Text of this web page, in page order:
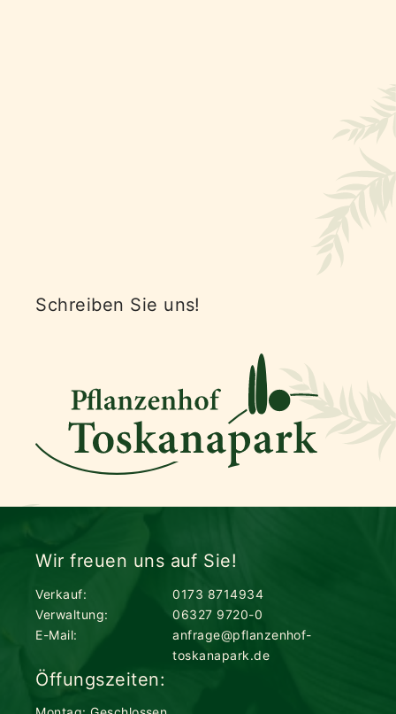
Schreiben Sie uns!
Wir freuen uns auf Sie!
Verkauf:
0173 8714934
Verwaltung:
06327 9720-0
E-Mail:
anfrage@pflanzenhof-
toskanapark.de
Öffungszeiten: